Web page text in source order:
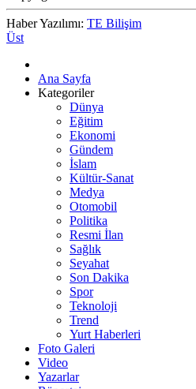
Haber Yazılımı: TE Bilişim
Üst
Ana Sayfa
Kategoriler
Dünya
Eğitim
Ekonomi
Gündem
İslam
Kültür-Sanat
Medya
Otomobil
Politika
Resmi İlan
Sağlık
Seyahat
Son Dakika
Spor
Teknoloji
Trend
Yurt Haberleri
Foto Galeri
Video
Yazarlar